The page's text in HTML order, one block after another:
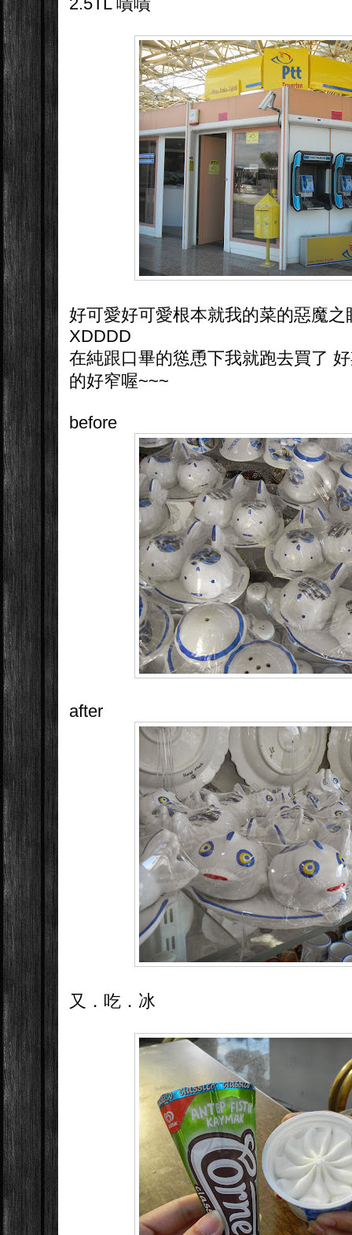
好可愛好可愛根本就我的菜的惡魔
XDDDD
在純跟口畢的慫恿下我就跑去買了
的好窄喔~~~
before
after
又．吃．冰